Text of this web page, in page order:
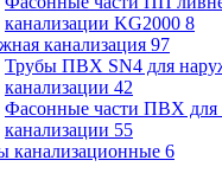
канализации KG2000 8
канализация 97
Трубы ПВХ SN4 для
канализации 42
Фасонные части ПВХ для
канализации 55
канализационные 6